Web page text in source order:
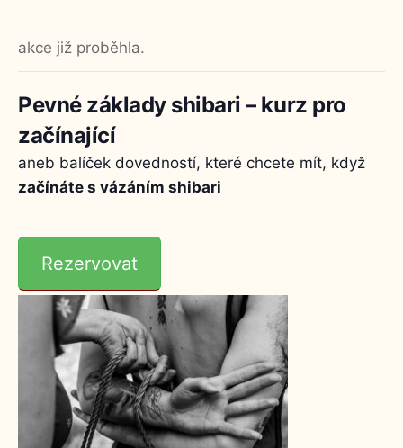
akce již proběhla.
Pevné základy shibari – kurz pro
začínající
aneb balíček dovedností, které chcete mít, když
začínáte s vázáním shibari
Rezervovat